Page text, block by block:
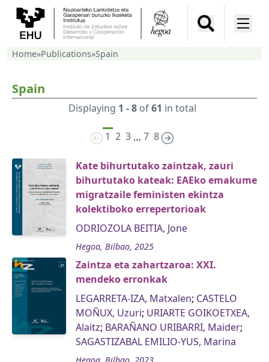
Home»Publications»Spain
Spain
Displaying 1 - 8of61 in total
1 2 3 … 7 8
Kate bihurtutako zaintzak, zauri
bihurtutako kateak: EAEko emakume
migratzaile feministen ekintza
kolektiboko errepertorioak
ODRIOZOLA BEITIA, Jone
Hegoa, Bilbao, 2025
Zaintza eta zahartzaroa: XXI.
mendeko erronkak
LEGARRETA-IZA, Matxalen; CASTELO
MOÑUX, Uzuri; URIARTE GOIKOETXEA,
Alaitz; BARAÑANO URIBARRI, Maider;
SAGASTIZABAL EMILIO-YUS, Marina